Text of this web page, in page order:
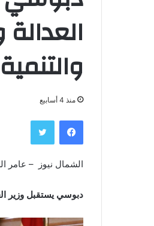
والتنمية
منذ 4 أسابيع
فيسبوك تويتر
الشمال نيوز – عامر
دبوسي يستقبل وزير